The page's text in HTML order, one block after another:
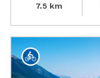
7.5 km